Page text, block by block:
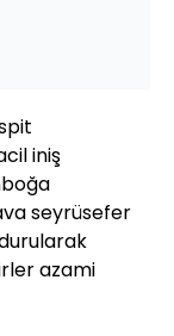
iniş
seyrüsefer
azami